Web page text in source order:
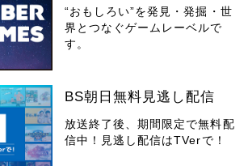
“おもしろい”を発見・発掘・世
界とつなぐゲームレーベルで
す。
BS朝日無料見逃し配信
放送終了後、期間限定で無料配
信中！見逃し配信はTVerで！